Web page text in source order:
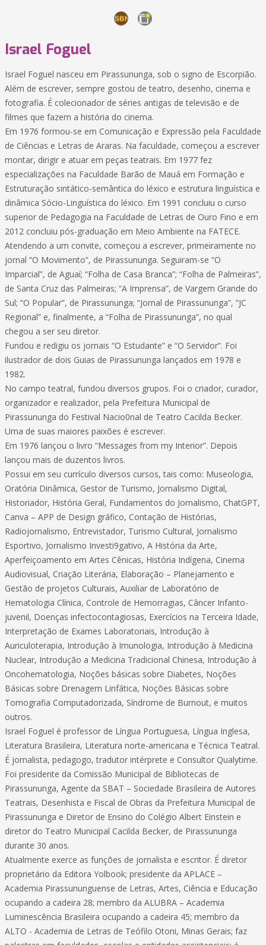
Israel Foguel
Israel Foguel nasceu em Pirassununga, sob o signo de Escorpião.
Além de escrever, sempre gostou de teatro, desenho, cinema e
fotografia. É colecionador de séries antigas de televisão e de
filmes que fazem a história do cinema.
Em 1976 formou-se em Comunicação e Expressão pela Faculdade
de Ciências e Letras de Araras. Na faculdade, começou a escrever
montar, dirigir e atuar em peças teatrais. Em 1977 fez
especializações na Faculdade Barão de Mauá em Formação e
Estruturação sintático-semântica do léxico e estrutura linguística e
dinâmica Sócio-Linguística do léxico. Em 1991 concluiu o curso
superior de Pedagogia na Faculdade de Letras de Ouro Fino e em
2012 concluiu pós-graduação em Meio Ambiente na FATECE.
Atendendo a um convite, começou a escrever, primeiramente no
jornal “O Movimento”, de Pirassununga. Seguiram-se “O
Imparcial”, de Aguaí; “Folha de Casa Branca”; “Folha de Palmeiras”,
de Santa Cruz das Palmeiras; “A Imprensa”, de Vargem Grande do
Sul; “O Popular”, de Pirassununga; “Jornal de Pirassununga”, “JC
Regional” e, finalmente, a “Folha de Pirassununga”, no qual
chegou a ser seu diretor.
Fundou e redigiu os jornais “O Estudante” e “O Servidor”. Foi
ilustrador de dois Guias de Pirassununga lançados em 1978 e
1982.
No campo teatral, fundou diversos grupos. Foi o criador, curador,
organizador e realizador, pela Prefeitura Municipal de
Pirassununga do Festival Nacio0nal de Teatro Cacilda Becker.
Uma de suas maiores paixões é escrever.
Em 1976 lançou o livro “Messages from my Interior”. Depois
lançou mais de duzentos livros.
Possui em seu currículo diversos cursos, tais como: Museologia,
Oratória Dinâmica, Gestor de Turismo, Jornalismo Digital,
Historiador, História Geral, Fundamentos do Jornalismo, ChatGPT,
Canva – APP de Design gráfico, Contação de Histórias,
Radiojornalismo, Entrevistador, Turismo Cultural, Jornalismo
Esportivo, Jornalismo Investi9gativo, A História da Arte,
Aperfeiçoamento em Artes Cênicas, História Indígena, Cinema
Audiovisual, Criação Literária, Elaboração – Planejamento e
Gestão de projetos Culturais, Auxiliar de Laboratório de
Hematologia Clínica, Controle de Hemorragias, Câncer Infanto-
juvenil, Doenças infectocontagiosas, Exercícios na Terceira Idade,
Interpretação de Exames Laboratoriais, Introdução à
Auriculoterapia, Introdução à Imunologia, Introdução à Medicina
Nuclear, Introdução a Medicina Tradicional Chinesa, Introdução à
Oncohematologia, Noções básicas sobre Diabetes, Noções
Básicas sobre Drenagem Linfática, Noções Básicas sobre
Tomografia Computadorizada, Síndrome de Burnout, e muitos
outros.
Israel Foguel é professor de Língua Portuguesa, Língua Inglesa,
Literatura Brasileira, Literatura norte-americana e Técnica Teatral.
É jornalista, pedagogo, tradutor intérprete e Consultor Qualytime.
Foi presidente da Comissão Municipal de Bibliotecas de
Pirassununga, Agente da SBAT – Sociedade Brasileira de Autores
Teatrais, Desenhista e Fiscal de Obras da Prefeitura Municipal de
Pirassununga e Diretor de Ensino do Colégio Albert Einstein e
diretor do Teatro Municipal Cacilda Becker, de Pirassununga
durante 30 anos.
Atualmente exerce as funções de jornalista e escritor. É diretor
proprietário da Editora Yolbook; presidente da APLACE –
Academia Pirassununguense de Letras, Artes, Ciência e Educação
ocupando a cadeira 28; membro da ALUBRA – Academia
Luminescência Brasileira ocupando a cadeira 45; membro da
ALTO - Academia de Letras de Teófilo Otoni, Minas Gerais; faz